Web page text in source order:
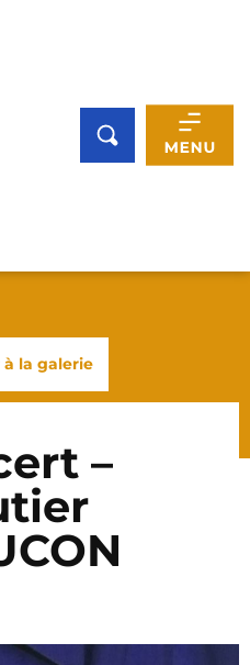
à la galerie
–